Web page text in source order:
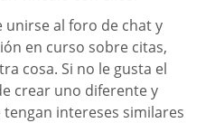
unirse al foro de chat y
en curso sobre citas,
cosa. Si no le gusta el
crear uno diferente y
intereses similares